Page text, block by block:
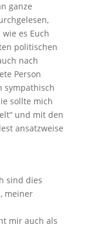
ganze
es Euch
politischen
nach
Person
sympathisch
sollte mich
und mit den
ansatzweise
sind dies
meiner
mir auch als